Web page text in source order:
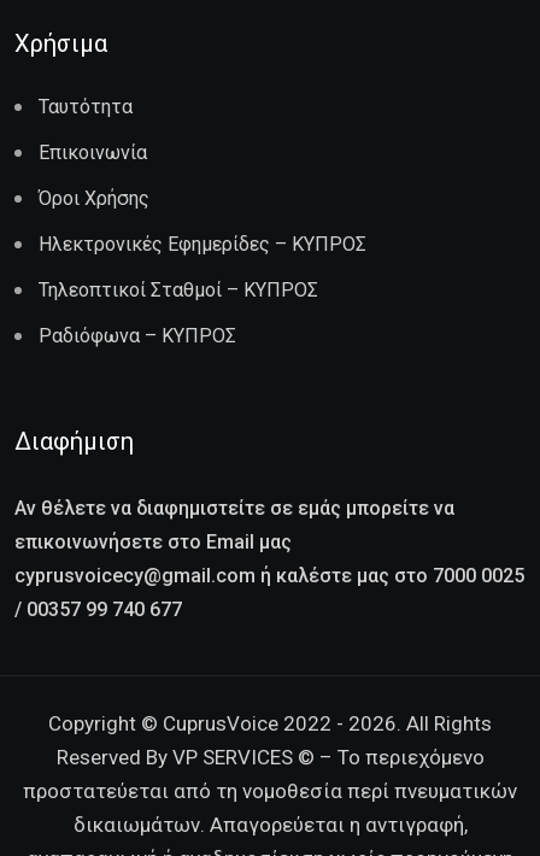
Χρήσιμα
Ταυτότητα
Επικοινωνία
Όροι Χρήσης
Ηλεκτρονικές Εφημερίδες – ΚΥΠΡΟΣ
Τηλεοπτικοί Σταθμοί – ΚΥΠΡΟΣ
Ραδιόφωνα – ΚΥΠΡΟΣ
Διαφήμιση
Αν θέλετε να διαφημιστείτε σε εμάς μπορείτε να
επικοινωνήσετε στο Email μας
cyprusvoicecy@gmail.com ή καλέστε μας στο 7000 0025
/ 00357 99 740 677
Copyright © CuprusVoice 2022 - 2026. All Rights
Reserved By VP SERVICES © – Το περιεχόμενο
προστατεύεται από τη νομοθεσία περί πνευματικών
δικαιωμάτων. Απαγορεύεται η αντιγραφή,